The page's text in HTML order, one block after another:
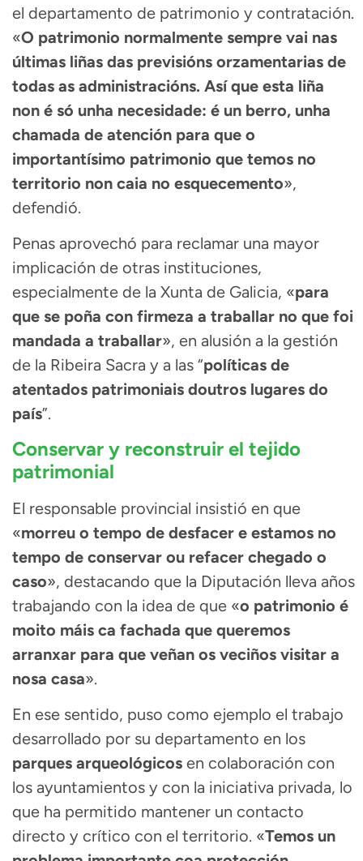
el departamento de patrimonio y contratación.
«O patrimonio normalmente sempre vai nas
últimas liñas das previsións orzamentarias de
todas as administracións. Así que esta liña
non é só unha necesidade: é un berro, unha
chamada de atención para que o
importantísimo patrimonio que temos no
territorio non caia no esquecemento»,
defendió.
Penas aprovechó para reclamar una mayor
implicación de otras instituciones,
especialmente de la Xunta de Galicia, «para
que se poña con firmeza a traballar no que foi
mandada a traballar», en alusión a la gestión
de la Ribeira Sacra y a las “políticas de
atentados patrimoniais doutros lugares do
país”.
Conservar y reconstruir el tejido
patrimonial
El responsable provincial insistió en que
«morreu o tempo de desfacer e estamos no
tempo de conservar ou refacer chegado o
caso», destacando que la Diputación lleva años
trabajando con la idea de que «o patrimonio é
moito máis ca fachada que queremos
arranxar para que veñan os veciños visitar a
nosa casa».
En ese sentido, puso como ejemplo el trabajo
desarrollado por su departamento en los
parques arqueológicos en colaboración con
los ayuntamientos y con la iniciativa privada, lo
que ha permitido mantener un contacto
directo y crítico con el territorio. «Temos un